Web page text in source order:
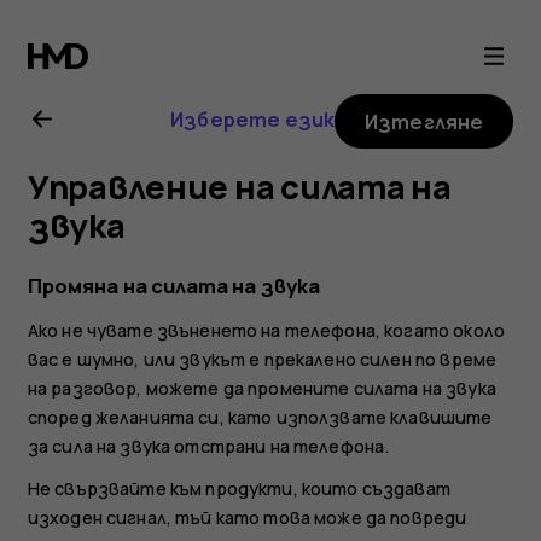
Ръководство
на
потребителя
за
Nokia
6.2
Изберете език Изтегляне
Управление на силата на
звука
Промяна на силата на звука
Ако не чувате звъненето на телефона, когато около
вас е шумно, или звукът е прекалено силен по време
на разговор, можете да промените силата на звука
според желанията си, като използвате клавишите
за сила на звука отстрани на телефона.
Не свързвайте към продукти, които създават
изходен сигнал, тъй като това може да повреди